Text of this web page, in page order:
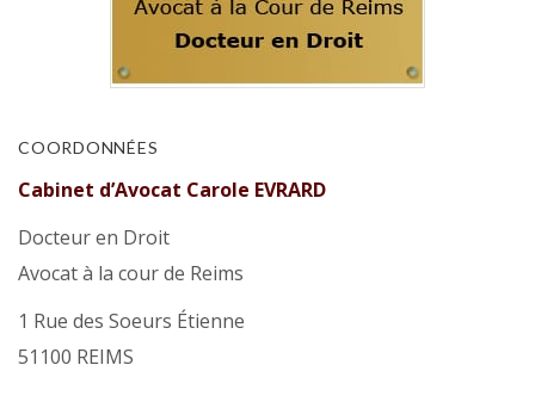
COORDONNÉES
Cabinet d’Avocat Carole EVRARD
Docteur en Droit
Avocat à la cour de Reims
1 Rue des Soeurs Étienne
51100 REIMS